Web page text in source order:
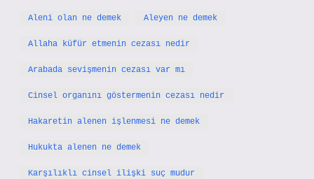
Aleni olan ne demek Aleyen ne demek
Allaha küfür etmenin cezası nedir
Arabada sevişmenin cezası var mı
Cinsel organını göstermenin cezası nedir
Hakaretin alenen işlenmesi ne demek
Hukukta alenen ne demek
Karşılıklı cinsel ilişki suç mudur